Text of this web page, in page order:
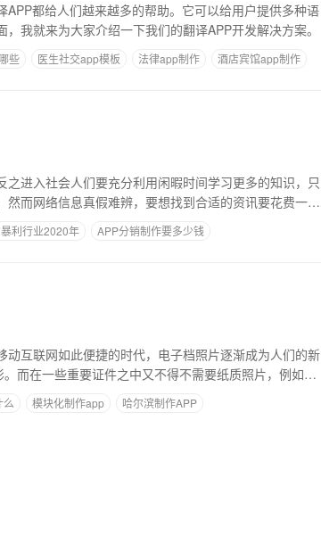
都给人们越来越多的帮助。它可以给用户提供多种语
我就来为大家介绍一下我们的翻译APP开发解决方案。
些 医生社交app模板 法律app制作 酒店宾馆app制作
进入社会人们要充分利用闲暇时间学习更多的知识，只
而网络信息真假难辨，要想找到合适的资讯要花费一定
利行业2020年
APP分销制作要多少钱
互联网如此便捷的时代，电子档照片逐渐成为人们的新
而在一些重要证件之中又不得不需要纸质照片，例如：
么 模块化制作app
哈尔滨制作APP